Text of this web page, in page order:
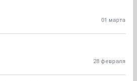
01 марта
28 февраля